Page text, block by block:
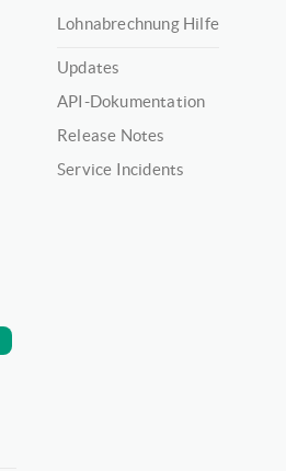
Lohnabrechnung Hilfe
Updates
API-Dokumentation
Release Notes
Service Incidents